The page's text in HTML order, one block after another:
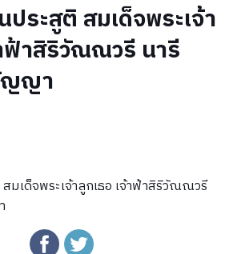
ระสูติ สมเด็จพระเจ้า
ฟ้าสิริวัณณวรี นารี
ญญา
มเด็จพระเจ้าลูกเธอ เจ้าฟ้าสิริวัณณวรี